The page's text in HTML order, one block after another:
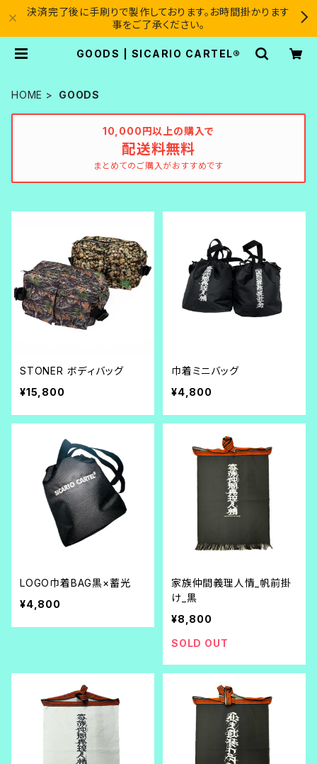
決済完了後に手刷りで製作しております。お時間掛かります
事をご了承ください。
GOODS | SICARIO CARTEL®︎
HOME GOODS
10,000円以上の購入で
配送料無料
まとめてのご購入がおすすめです
STONER ボディバッグ
¥15,800
巾着ミニバッグ
¥4,800
LOGO巾着BAG黒×蓄光
¥4,800
家族仲間義理人情_帆前掛
け_黒
¥8,800
SOLD OUT